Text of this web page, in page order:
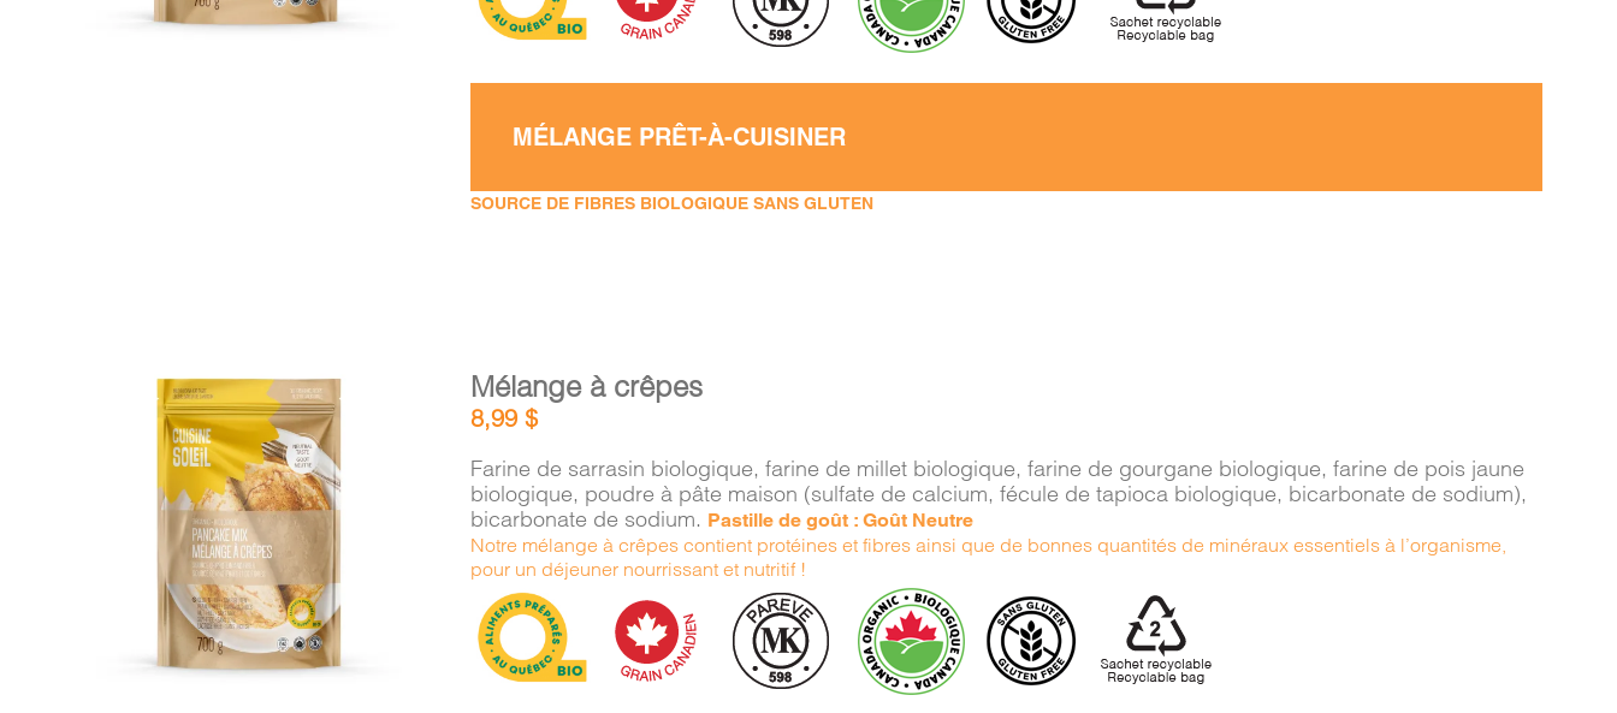
MÉLANGE PRÊT-À-CUISINER
SOURCE DE FIBRES BIOLOGIQUE SANS GLUTEN
AJOUTER AU PANIER
DÉTAILS
Mélange à crêpes
8,99$
Farine de sarrasin biologique, farine de millet biologique, farine de gourgane biologique, farine de pois jaune
biologique, poudre à pâte maison (sulfate de calcium, fécule de tapioca biologique, bicarbonate de sodium),
bicarbonate de sodium. Pastille de goût : Goût Neutre
Notre mélange à crêpes contient protéines et fibres ainsi que de bonnes quantités de minéraux essentiels à l’organisme,
pour un déjeuner nourrissant et nutritif !